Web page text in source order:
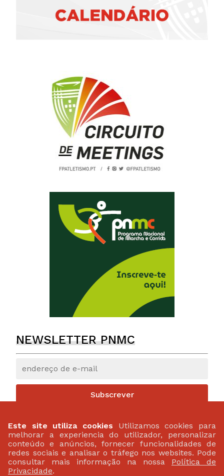
NEWSLETTER PNMC
Subscrever
Este site utiliza cookies Utilizamos cookies para
melhorar a experiencia do utilizador, personalizar
conteúdo e anúncios, fornecer funcionalidades de
redes sociais e analisar o tráfego nos websites. Pode
consultar mais informação na nossa Política de
Privacidade.